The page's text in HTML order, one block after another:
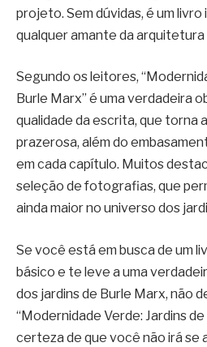
projeto. Sem dúvidas, é um livro
qualquer amante da arquitetura
Segundo os leitores,
Burle Marx” é uma verdadeira
qualidade da escrita, que torna
prazerosa, além do
em cada capítulo. Muitos
seleção de fotografias, que
ainda maior no universo dos
Se você está em busca de um
básico e te leve a uma
dos jardins de Burle Marx, não
“Modernidade Verde: Jardins
certeza de que você não irá se